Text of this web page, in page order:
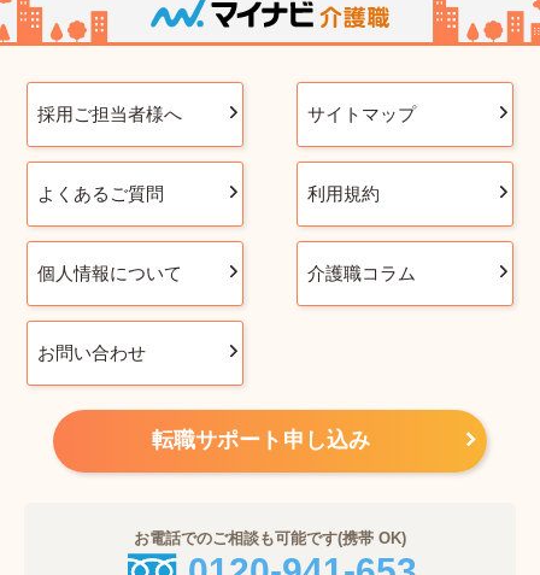
採用ご担当者様へ サイトマップ
よくあるご質問 利用規約
個人情報について 介護職コラム
お問い合わせ
転職サポート申し込み
お電話でのご相談も可能です(携帯 OK)